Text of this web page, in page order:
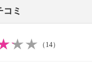
コミ
（14）